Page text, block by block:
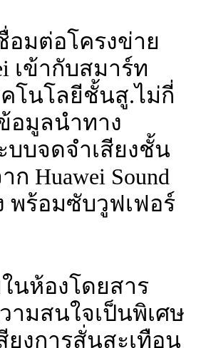
อมต่อโครงข่าย
เข้ากับสมาร์ท
โนโลยีชั้นสู.ไม่กี่
อมูลนำทาง
บบจดจำเสียงชั้น
ก Huawei Sound
พร้อมซับวูฟเฟอร์
นห้องโดยสาร
ามสนใจเป็นพิเศษ
ยงการสั่นสะเทือน